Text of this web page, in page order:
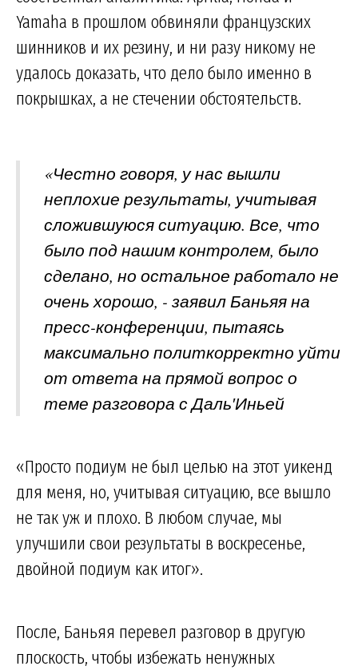
Yamaha в прошлом обвиняли французских
шинников и их резину, и ни разу никому не
удалось доказать, что дело было именно в
покрышках, а не стечении обстоятельств.
«Честно говоря, у нас вышли
неплохие результаты, учитывая
сложившуюся ситуацию. Все, что
было под нашим контролем, было
сделано, но остальное работало не
очень хорошо, - заявил Баньяя на
пресс-конференции, пытаясь
максимально политкорректно уйти
от ответа на прямой вопрос о
теме разговора с Даль′Иньей
«Просто подиум не был целью на этот уикенд
для меня, но, учитывая ситуацию, все вышло
не так уж и плохо. В любом случае, мы
улучшили свои результаты в воскресенье,
двойной подиум как итог».
После, Баньяя перевел разговор в другую
плоскость, чтобы избежать ненужных